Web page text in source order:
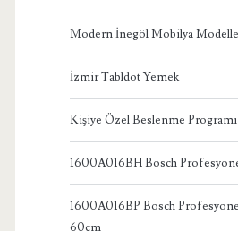
Modern İnegöl Mobilya
İzmir Tabldot Yemek
Kişiye Özel Beslenme Programı
1600A016BH Bosch
1600A016BP Bosch
60cm